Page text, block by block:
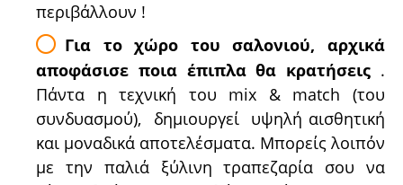
περιβάλλουν !
Για το χώρο του σαλονιού, αρχικά
αποφάσισε ποια έπιπλα θα κρατήσεις .
Πάντα η τεχνική του mix & match (του
συνδυασμού), δημιουργεί υψηλή αισθητική
και μοναδικά αποτελέσματα. Μπορείς λοιπόν
με την παλιά ξύλινη τραπεζαρία σου να